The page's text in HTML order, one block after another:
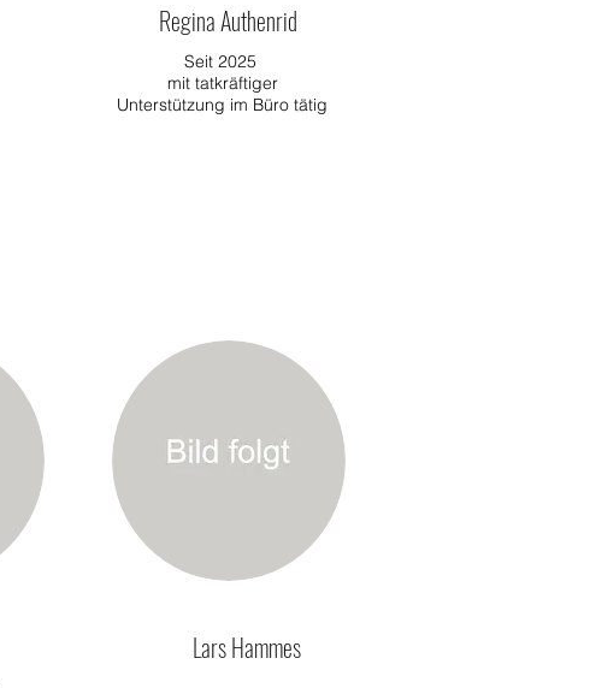
Regina Authenrid
Seit 2025
mit tatkräftiger
Unterstützung im Büro tätig
Lars Hammes